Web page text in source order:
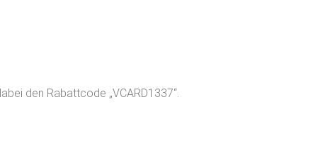
den Rabattcode „VCARD1337“.